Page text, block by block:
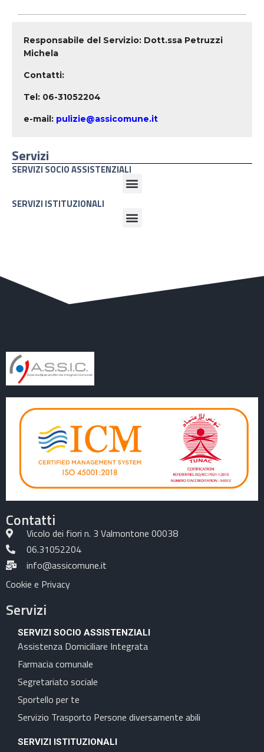
Responsabile del Servizio: Dott.ssa Petruzzi
Michela
Contatti:
Tel: 06-31052204
e-mail: pulizie@assicomune.it
Servizi
SERVIZI SOCIO ASSISTENZIALI
SERVIZI ISTITUZIONALI
Contatti
Vicolo dei fiori n. 3 Valmontone 00038
06.31052204
info@assicomune.it
Cookie e Privacy
Servizi
SERVIZI SOCIO ASSISTENZIALI
Assistenza Domiciliare Integrata
Farmacia comunale
Segretariato sociale
Sportello per te
Servizio Trasporto Persone diversamente abili
SERVIZI ISTITUZIONALI